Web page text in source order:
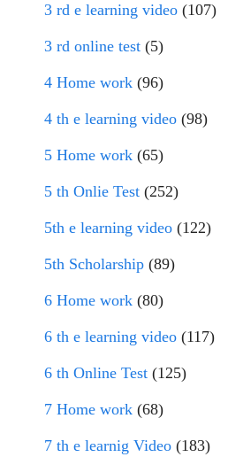
3 rd e learning video (107)
3 rd online test (5)
4 Home work (96)
4 th e learning video (98)
5 Home work (65)
5 th Onlie Test (252)
5th e learning video (122)
5th Scholarship (89)
6 Home work (80)
6 th e learning video (117)
6 th Online Test (125)
7 Home work (68)
7 th e learnig Video (183)